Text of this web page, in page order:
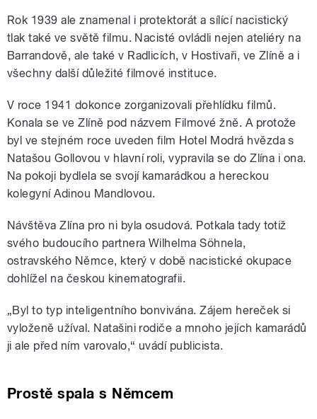
Rok 1939 ale znamenal i protektorát a sílící nacistický
tlak také ve světě filmu. Nacisté ovládli nejen ateliéry na
Barrandově, ale také v Radlicích, v Hostivaři, ve Zlíně a i
všechny další důležité filmové instituce.
V roce 1941 dokonce zorganizovali přehlídku filmů.
Konala se ve Zlíně pod názvem Filmové žně. A protože
byl ve stejném roce uveden film Hotel Modrá hvězda s
Natašou Gollovou v hlavní roli, vypravila se do Zlína i ona.
Na pokoji bydlela se svojí kamarádkou a hereckou
kolegyní Adinou Mandlovou.
Návštěva Zlína pro ni byla osudová. Potkala tady totiž
svého budoucího partnera Wilhelma Söhnela,
ostravského Němce, který v době nacistické okupace
dohlížel na českou kinematografii.
„Byl to typ inteligentního bonvivána. Zájem hereček si
vyloženě užíval. Natašini rodiče a mnoho jejích kamarádů
ji ale před ním varovalo,“ uvádí publicista.
Prostě spala s Němcem